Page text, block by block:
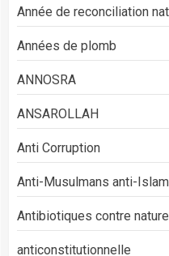
Année de reconciliation
Années de plomb
ANNOSRA
ANSAROLLAH
Anti Corruption
Anti-Musulmans anti-Islam
Antibiotiques contre nature
anticonstitutionnelle